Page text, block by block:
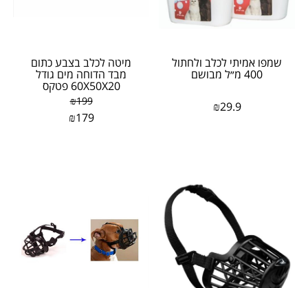
שמפו אמיתי לכלב ולחתול
400 מ״ל מבושם
₪29.9
מיטה לכלב בצבע כתום
מבד הדוחה מים גודל
60X50X20 פטקס
₪199
₪179